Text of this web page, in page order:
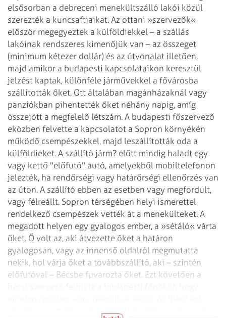
elsősorban a debreceni menekültszálló lakói közül
szerezték a kuncsaftjaikat. Az ottani »szervezők«
először megegyeztek a külföldiekkel – a szállás
lakóinak rendszeres kimenőjük van – az összeget
(minimum kétezer dollár) és az útvonalat illetően,
majd amikor a budapesti kapcsolataikon keresztül
jelzést kaptak, különféle járművekkel a fővárosba
szállították őket. Ott általában magánházaknál vagy
panziókban pihentették őket néhány napig, amíg
összejött a megfelelő létszám. A budapesti főszervező
eközben felvette a kapcsolatot a Sopron környékén
működő csempészekkel, majd leszállították oda a
külföldieket. A szállító járm? előtt mindig haladt egy
vagy kettő "előfutó" autó, amelyekből mobiltelefonon
jelezték, ha rendőrségi vagy határőrségi ellenőrzés van
az úton. A szállító ebben az esetben vagy megfordult,
vagy félreállt. Sopron térségében helyi ismerettel
rendelkező csempészek vették át a menekülteket. A
megadott helyen egy gyalogos ember, a »sétáló« várta
őket. Ő volt az, aki átvezette őket a határon
gyalogosan, vagy az innenső oldalról megmutatta
nekik, hol várja őket a továbbszállító, aki – szintén
előfutóval – Bécsbe fuvarozta őket. Ezt követően a